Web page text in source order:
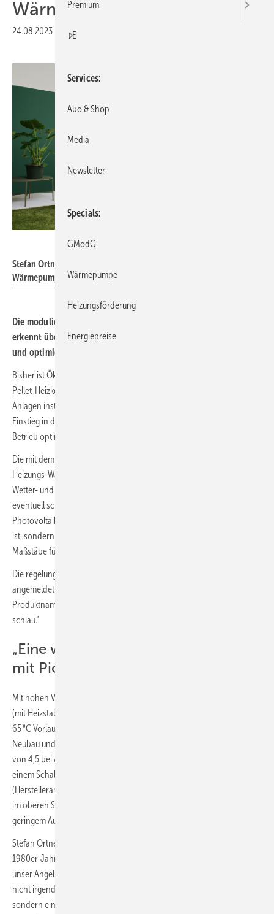
Wärmepumpenmarkt
24.08.2023 Druckvorschau
Stefan Ortner, CEO von ÖkoFEN, präsentiert die GreenFOX-
Wärmepumpe.
Die modulierende Propan-Wärmepumpe GreenFOX von ÖkoFEN
erkennt über Echtzeitdaten, wann Strom günstig und sauber ist
und optimiert damit die Wärmeerzeugung.
Bisher ist ÖkoFEN in ganz Europa insbesondere als Hersteller für
Pellet-Heizkessel bekannt. Bis heute wurden weltweit über 180 000
Anlagen installiert. Nun folgt mit Verkaufsstart 1. September 2023 der
Einstieg in den Wärmepumpenmarkt. Und das gleich mit einer den
Betrieb optimierenden Weltneuheit:
Die mit dem natürlichen Kältemittel Propan (R290) betriebene
Heizungs-Wärmepumpe GreenFOX erkennt laut Anbieter auf Basis von
Wetter- und CO
eventuell schon vorhandener Eigenstromproduktion aus einer
Photovoltaik-Anlage selbstständig, wann der Strom nicht nur günstig
ist, sondern auch sauber erzeugt wird. Das erklärte Ziel: neue
Maßstäbe für eine tatsächlich erneuerbare Betriebsweise setzen.
Die regelungstechnische Eigenentwicklung hat ÖkoFEN zum Patent
angemeldet und das „intelligente, energieoptimierte Konzept“ im
Produktnamen widergespiegelt: „GreenFOX – Wärmepumpe, aber
schlau.“
„Eine wirklich ökologische Lösung
mit Pioniergeist“
Mit hohen Vorlauftemperaturen bis zu 65 °C und einer Systemleistung
(mit Heizstab) von bis zu 14 kW (bei Außentemperatur − 14 °C und
65 °C Vorlauftemperatur) ist die Luft/Wasser-Wärmepumpe für den
Neubau und auch beim Heizungsaustausch geeignet. Mit einem COP
von 4,5 bei A2/W35, einem Schallleistungspegel von 45,2 dB(A) und
einem Schalldruckpegel unter 20 dB(A) in 5 m Entfernung
(Herstellerangaben) liegt die Wärmepumpe auf dem deutschen Markt
im oberen Spitzenfeld. Der Einbau der Außeneinheit erfolgt mit
geringem Aufwand durch ein Fertigfundament ohne Betonieren.
Stefan Ortner, CEO von ÖkoFEN: „Mein Vater hat mit ÖkoFEN in den
1980er-Jahren ökologisches Heizen revolutioniert. Jetzt erweitern wir
unser Angebot. Für uns war dabei von Anfang an sonnenklar, dass wir
nicht irgendeine weitere Wärmepumpe auf den Markt bringen wollen,
sondern eine wirklich ökologische Lösung mit Pioniergeist. Das ist
Premium
+E
Services
Abo & Shop
Media
Newsletter
Specials
GModG
Wärmepumpe
Heizungsförderung
Energiepreise